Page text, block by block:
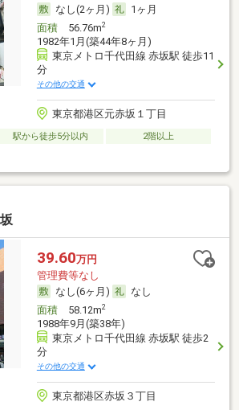
なし(2ヶ月)
1ヶ月
面積56.76m2
1982年1月(築44年8ヶ月)
東京メトロ千代田線 赤坂駅 徒歩11
分
その他の交通
東京都港区元赤坂１丁目
駅から徒歩5分以内
2階以上
39.60万円
管理費等なし
なし(6ヶ月)
なし
面積58.12m2
1988年9月(築38年)
東京メトロ千代田線 赤坂駅 徒歩2
分
その他の交通
東京都港区赤坂３丁目